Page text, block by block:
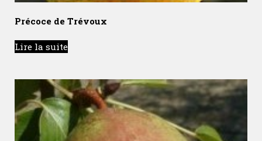
Précoce de Trévoux
Lire la suite